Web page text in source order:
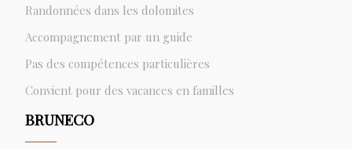
Randonnées dans les dolomites
Accompagnement par un guide
Pas des compétences particulières
Convient pour des vacances en familles
BRUNECO